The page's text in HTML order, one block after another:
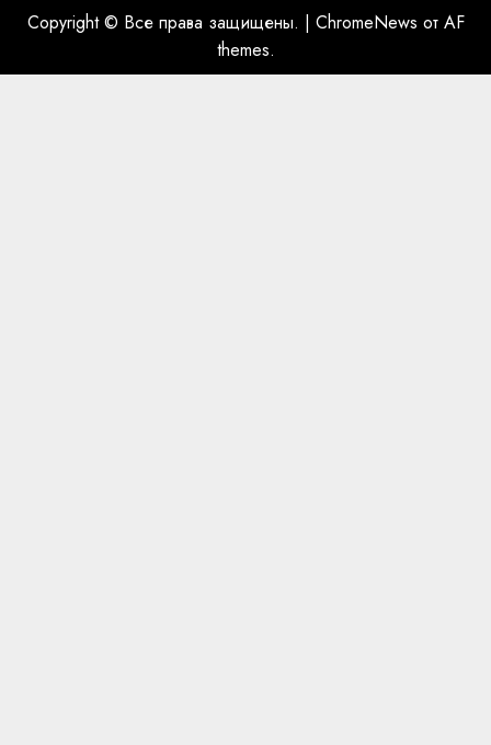
Copyright © Все права защищены. | ChromeNews от AF
themes.